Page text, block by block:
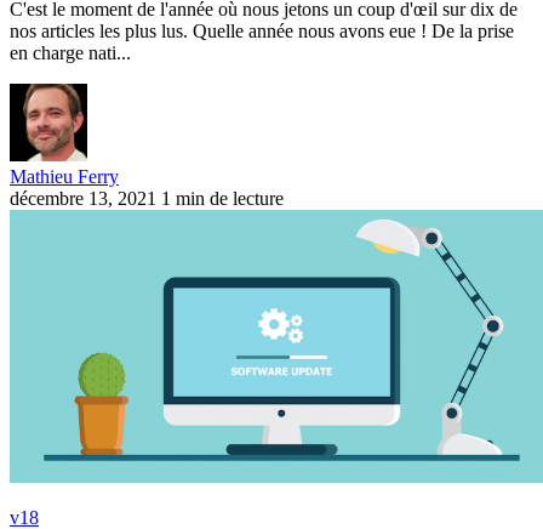
C'est le moment de l'année où nous jetons un coup d'œil sur dix de
nos articles les plus lus. Quelle année nous avons eue ! De la prise
en charge nati...
Mathieu Ferry
décembre 13, 2021 1 min de lecture
v18